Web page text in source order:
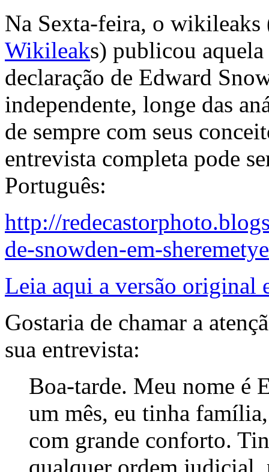
Na Sexta-feira, o wikileaks
Wikileaks) publicou
declaração de Edward
independente, longe das
de sempre com seus
entrevista completa pode
Português:
http://
de-snowden-em-
Leia aqui a versão original
Gostaria de chamar a
sua entrevista:
Boa-tarde. Meu nome é
um mês, eu tinha
com grande conforto.
qualquer ordem judicial,